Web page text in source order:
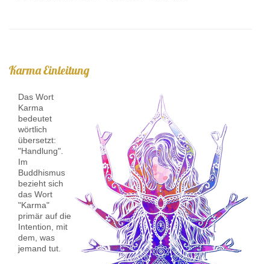
Karma Einleitung
Das Wort
Karma
bedeutet
wörtlich
übersetzt:
"Handlung".
Im
Buddhismus
bezieht sich
das Wort
"Karma"
primär auf die
Intention, mit
dem, was
jemand tut.